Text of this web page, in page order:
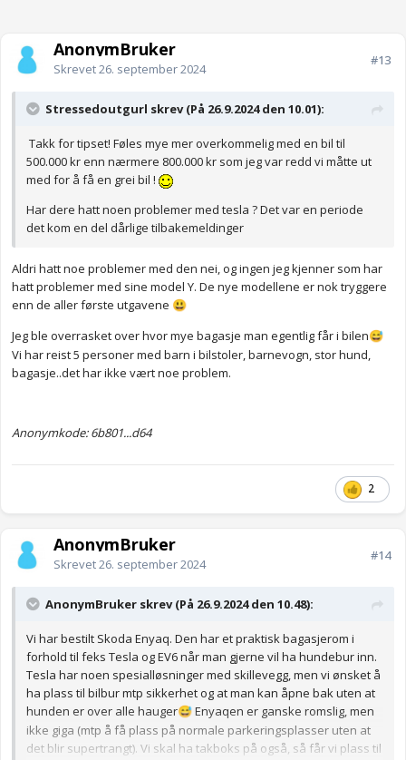
AnonymBruker
Skrevet26. september 2024
#13
Stressedoutgurl skrev (På 26.9.2024 den 10.01):
Takk for tipset! Føles mye mer overkommelig med en bil til
500.000 kr enn nærmere 800.000 kr som jeg var redd vi måtte ut
med for å få en grei bil !
Har dere hatt noen problemer med tesla ? Det var en periode
det kom en del dårlige tilbakemeldinger
Aldri hatt noe problemer med den nei, og ingen jeg kjenner som har
hatt problemer med sine model Y. De nye modellene er nok tryggere
enn de aller første utgavene 😃
Jeg ble overrasket over hvor mye bagasje man egentlig får i bilen😅
Vi har reist 5 personer med barn i bilstoler, barnevogn, stor hund,
bagasje..det har ikke vært noe problem.
Anonymkode: 6b801...d64
2
AnonymBruker
Skrevet26. september 2024
#14
AnonymBruker skrev (På 26.9.2024 den 10.48):
Vi har bestilt Skoda Enyaq. Den har et praktisk bagasjerom i
forhold til feks Tesla og EV6 når man gjerne vil ha hundebur inn.
Tesla har noen spesialløsninger med skillevegg, men vi ønsket å
ha plass til bilbur mtp sikkerhet og at man kan åpne bak uten at
hunden er over alle hauger😅 Enyaqen er ganske romslig, men
ikke giga (mtp å få plass på normale parkeringsplasser uten at
det blir supertrangt). Vi skal ha takboks på også, så får vi plass til